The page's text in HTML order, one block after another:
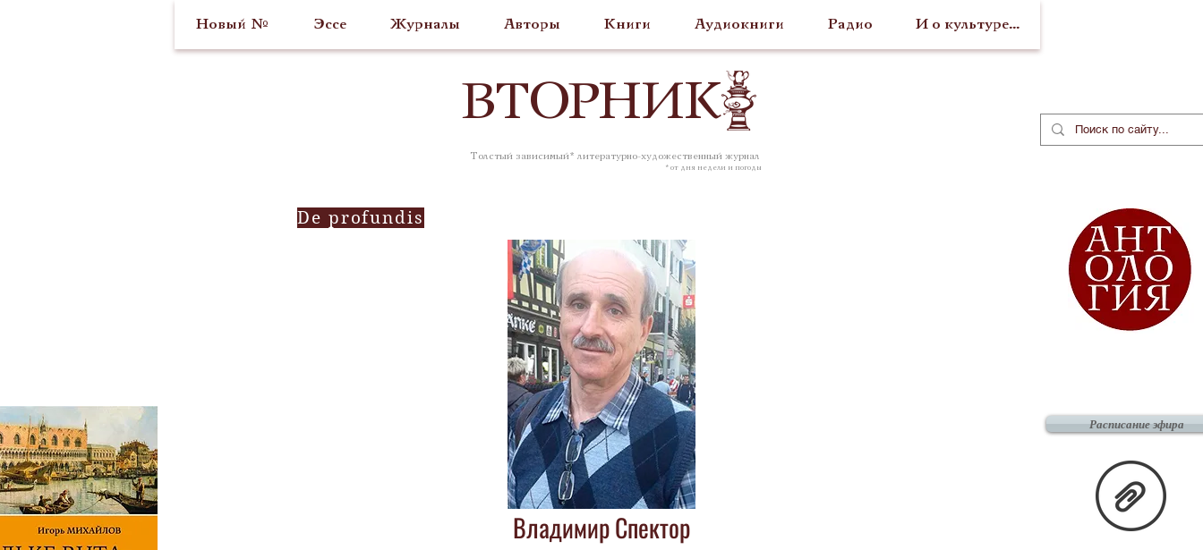
Новый № Эссе Журналы Авторы Книги Аудиокниги Радио И о культуре...
ВТОРНИК
Толстый зависимый* литературно-художественный журнал
* от дня недели и погоды
De profundis
Владимир Спектор
Расписание эфира